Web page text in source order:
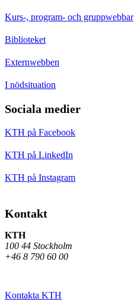
Kurs-, program- och gruppwebbar
Biblioteket
Externwebben
I nödsituation
Sociala medier
KTH på Facebook
KTH på LinkedIn
KTH på Instagram
Kontakt
KTH
100 44 Stockholm
+46 8 790 60 00
Kontakta KTH